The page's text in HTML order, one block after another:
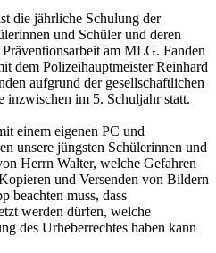
die jährliche Schulung der
und Schüler und deren
am MLG. Fanden
dem Polizeihauptmeister Reinhard
aufgrund der gesellschaftlichen
inzwischen im 5. Schuljahr statt.
einem eigenen PC und
unsere jüngsten Schülerinnen und
Herrn Walter, welche Gefahren
und Versenden von Bildern
beachten muss, dass
werden dürfen, welche
des Urheberrechtes haben kann